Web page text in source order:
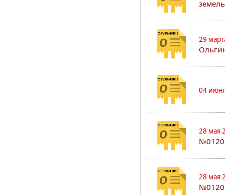
29
04
28 мая
28 мая